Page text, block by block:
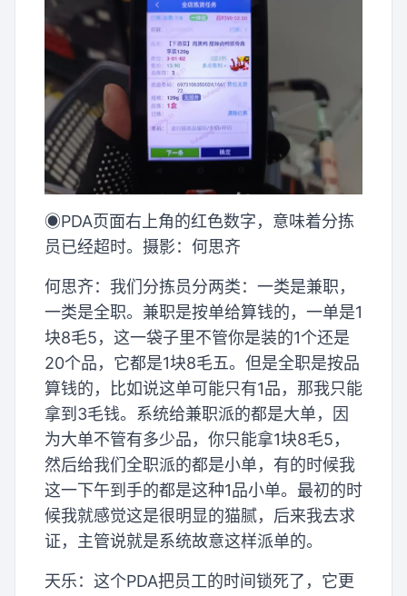
◉PDA页面右上角的红色数字，意味着分拣
员已经超时。摄影：何思齐
何思齐：我们分拣员分两类：一类是兼职，
一类是全职。兼职是按单给算钱的，一单是1
块8毛5，这一袋子里不管你是装的1个还是
20个品，它都是1块8毛五。但是全职是按品
算钱的，比如说这单可能只有1品，那我只能
拿到3毛钱。系统给兼职派的都是大单，因
为大单不管有多少品，你只能拿1块8毛5，
然后给我们全职派的都是小单，有的时候我
这一下午到手的都是这种1品小单。最初的时
候我就感觉这是很明显的猫腻，后来我去求
证，主管说就是系统故意这样派单的。
天乐：这个PDA把员工的时间锁死了，它更